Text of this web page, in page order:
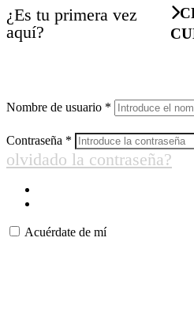
¿Es tu primera vez
aquí?
Nombre de usuario *
Contraseña *
olvidado la contraseña?
Acuérdate de mí